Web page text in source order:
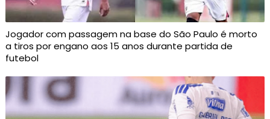
Jogador com passagem na base do São Paulo é morto
a tiros por engano aos 15 anos durante partida de
futebol